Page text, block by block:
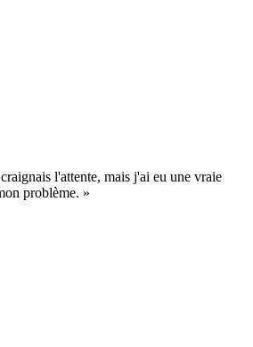
l'attente, mais j'ai eu une vraie
problème. »